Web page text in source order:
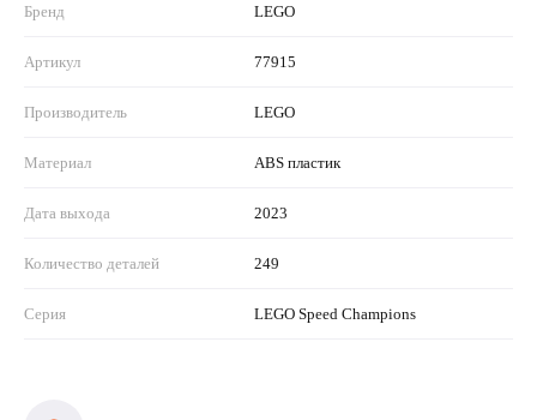
Бренд LEGO
Артикул 77915
Производитель LEGO
Материал ABS пластик
Дата выхода 2023
Количество деталей 249
Серия LEGO Speed Champions